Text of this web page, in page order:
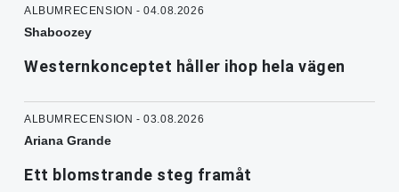
ALBUMRECENSION - 04.08.2026
Shaboozey
Westernkonceptet håller ihop hela vägen
ALBUMRECENSION - 03.08.2026
Ariana Grande
Ett blomstrande steg framåt